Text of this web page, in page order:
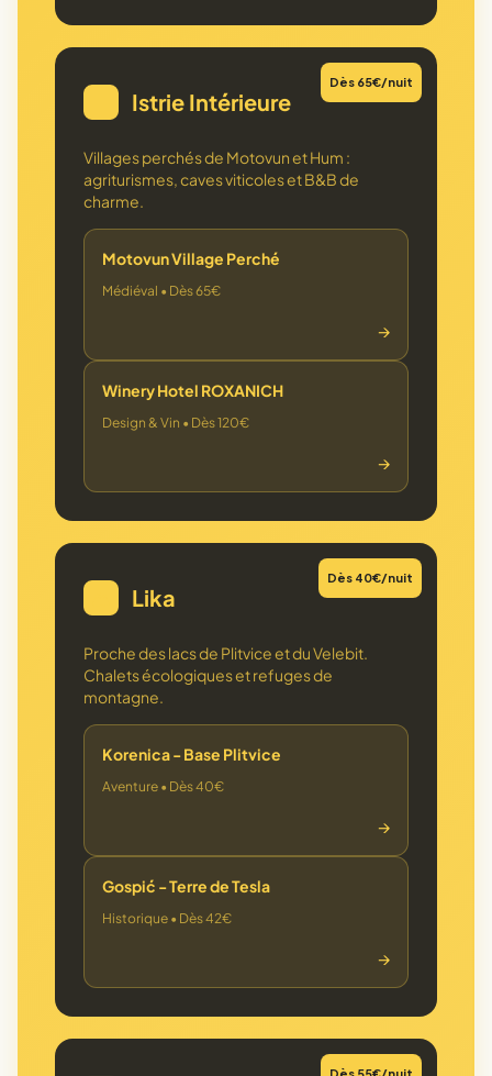
Dès 65€/nuit
Istrie Intérieure
Villages perchés de Motovun et Hum :
agriturismes, caves viticoles et B&B de
charme.
Motovun Village Perché
Médiéval • Dès 65€
→
Winery Hotel ROXANICH
Design & Vin • Dès 120€
→
Dès 40€/nuit
Lika
Proche des lacs de Plitvice et du Velebit.
Chalets écologiques et refuges de
montagne.
Korenica - Base Plitvice
Aventure • Dès 40€
→
Gospić - Terre de Tesla
Historique • Dès 42€
→
Dès 55€/nuit